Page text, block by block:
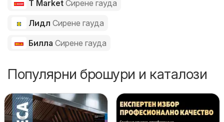
T Market Сирене гауда
Лидл Сирене гауда
Билла Сирене гауда
Популярни брошури и каталози